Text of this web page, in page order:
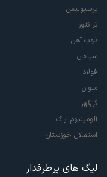
پرسپولیس
تراکتور
ذوب آهن
سپاهان
فولاد
ملوان
گل‌گهر
آلومینیوم اراک
استقلال خوزستان
لیگ های پرطرفدار